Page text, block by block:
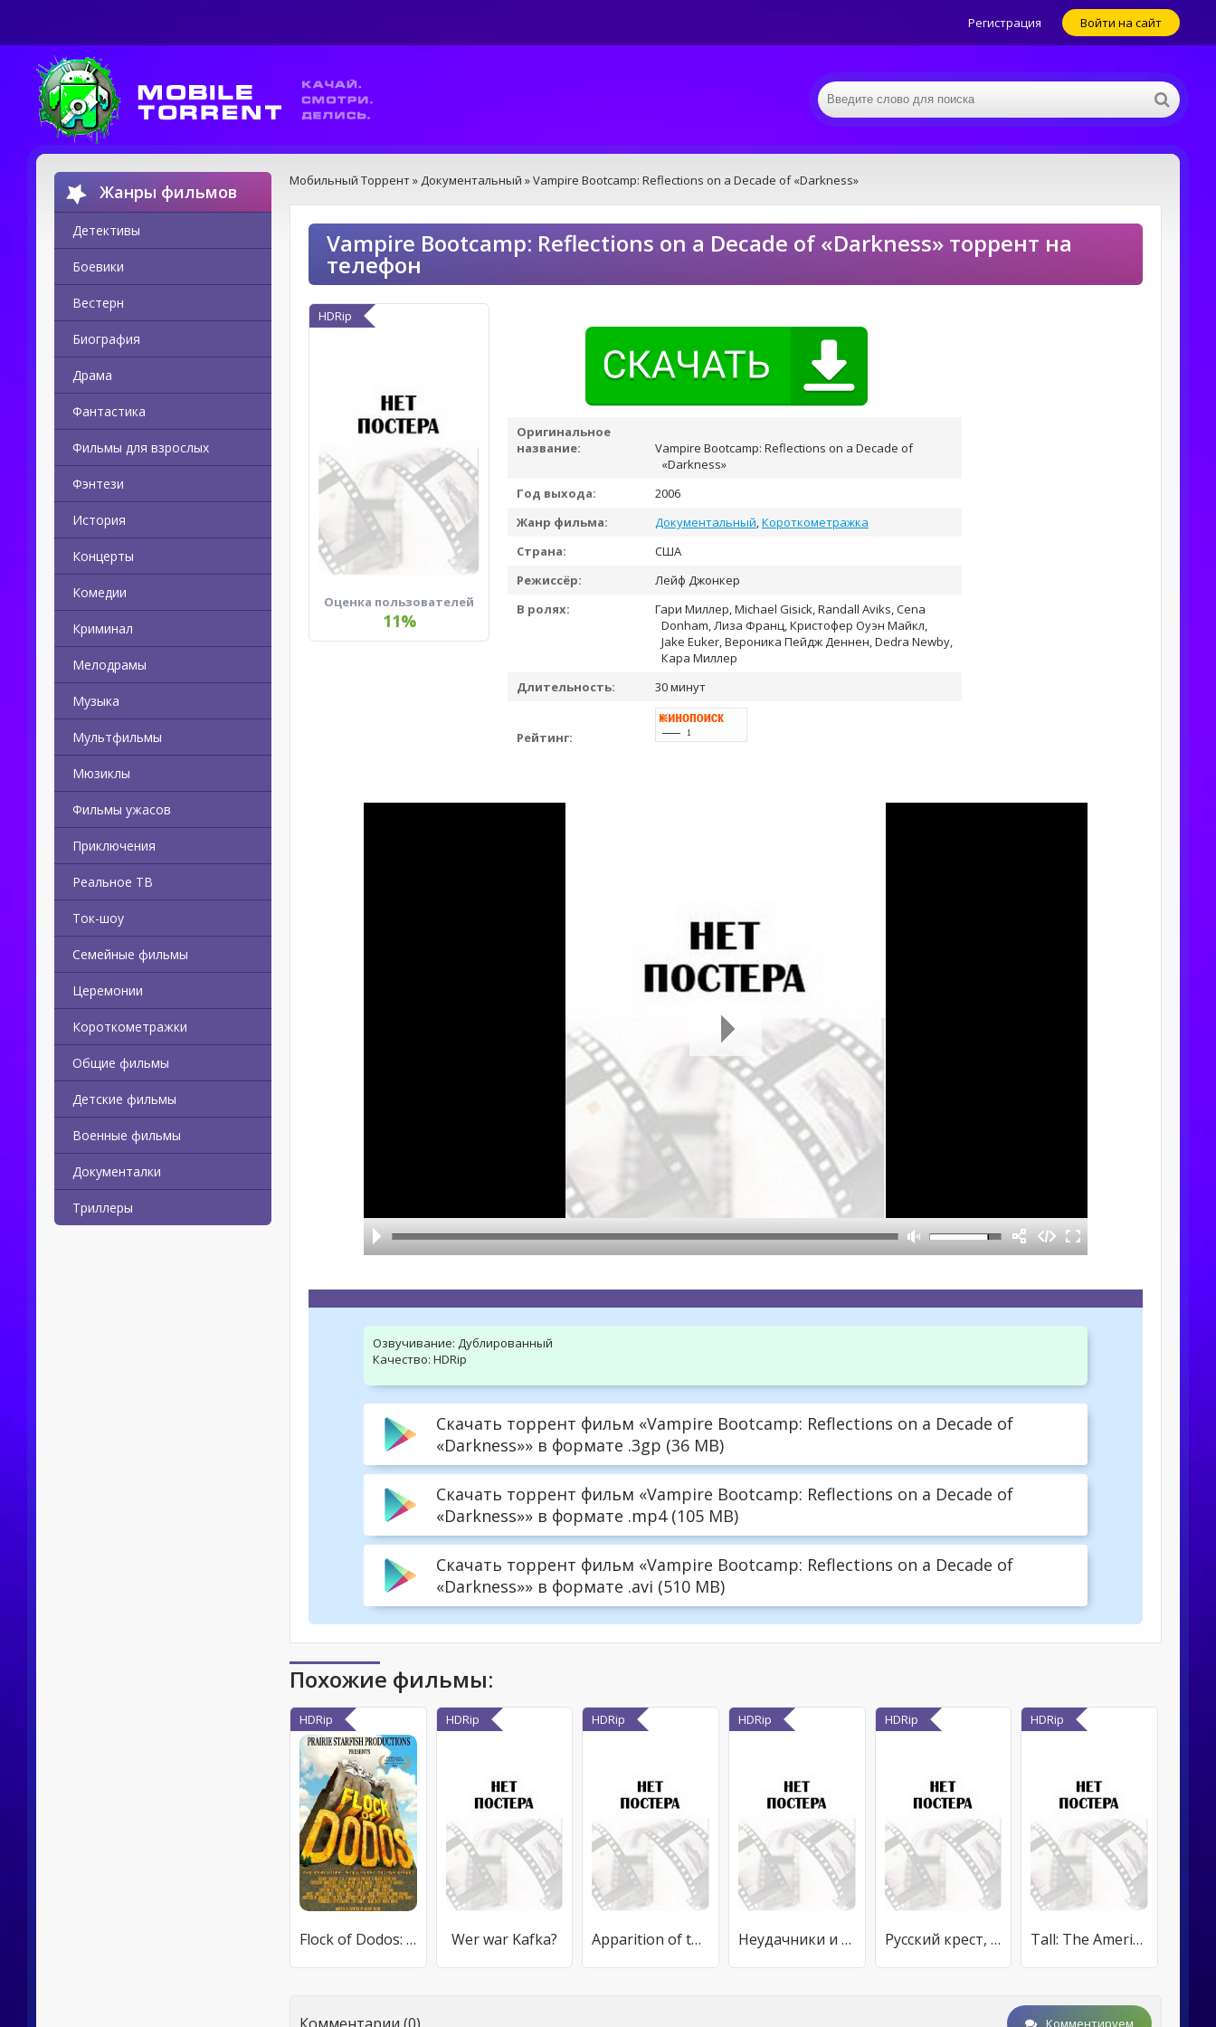
Регистрация Войти на сайт
Жанры фильмов
Детективы
Боевики
Вестерн
Биография
Драма
Фантастика
Фильмы для взрослых
Фэнтези
История
Концерты
Комедии
Криминал
Мелодрамы
Музыка
Мультфильмы
Мюзиклы
Фильмы ужасов
Приключения
Реальное ТВ
Ток-шоу
Семейные фильмы
Церемонии
Короткометражки
Общие фильмы
Детские фильмы
Военные фильмы
Документалки
Триллеры
Мобильный Торрент» Документальный » Vampire Bootcamp: Reflections on a Decade of «Darkness»
Vampire Bootcamp: Reflections on a Decade of «Darkness» торрент на
телефон
HDRip
Оценка пользователей
11%
Оригинальное
название:
Vampire Bootcamp: Reflections on a Decade of
«Darkness»
Год выхода:
2006
Жанр фильма:
Документальный,Короткометражка
Страна:
США
Режиссёр:
Лейф Джонкер
В ролях:
Гари Миллер, Michael Gisick, Randall Aviks, Cena
Donham, Лиза Франц, Кристофер Оуэн Майкл,
Jake Euker, Вероника Пейдж Деннен, Dedra Newby,
Кара Миллер
Длительность:
30 минут
Рейтинг:
Озвучивание: Дублированный
Качество: HDRip
Скачать торрент фильм «Vampire Bootcamp: Reflections on a Decade of
«Darkness»» в формате .3gp (36 MB)
Скачать торрент фильм «Vampire Bootcamp: Reflections on a Decade of
«Darkness»» в формате .mp4 (105 MB)
Скачать торрент фильм «Vampire Bootcamp: Reflections on a Decade of
«Darkness»» в формате .avi (510 MB)
Похожие фильмы:
HDRip
Flock of Dodos: The Evolution-Intelligent Design Circus
HDRip
Wer war Kafka?
HDRip
Apparition of the Eternal Church
HDRip
Неудачники и победители
HDRip
Русский крест, или Правда об абортах
HDRip
Tall: The American Skyscraper and Louis Sullivan
Комментируем